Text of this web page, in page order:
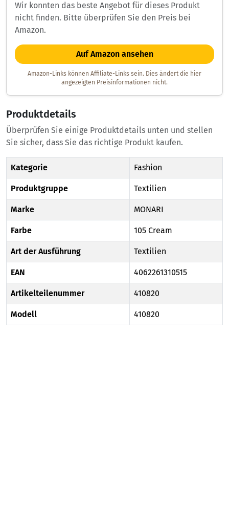
Wir konnten das beste Angebot für dieses Produkt
nicht finden. Bitte überprüfen Sie den Preis bei
Amazon.
Auf Amazon ansehen
Amazon-Links können Affiliate-Links sein. Dies ändert die hier
angezeigten Preisinformationen nicht.
Produktdetails
Überprüfen Sie einige Produktdetails unten und stellen
Sie sicher, dass Sie das richtige Produkt kaufen.
Kategorie Fashion
Produktgruppe Textilien
Marke MONARI
Farbe 105 Cream
Art der Ausführung Textilien
EAN 4062261310515
Artikelteilenummer 410820
Modell 410820